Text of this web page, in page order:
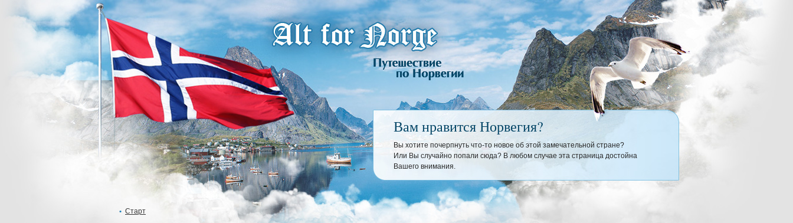
Вам нравится Норвегия?
Вы хотите почерпнуть что-то новое об этой замечательной стране?
Или Вы случайно попали сюда? В любом случае эта страница достойна
Вашего внимания.
Старт